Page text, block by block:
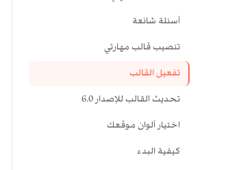
أسئلة شائعة
تنصيب قالب مهارتي
تفعيل القالب
تحديث القالب للإصدار 6.0
اختيار ألوان موقعك
كيفية البدء